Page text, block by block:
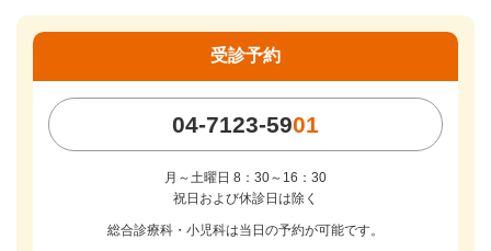
受診予約
04-7123-5901
月～土曜日 8：30～16：30
祝日および休診日は除く
総合診療科・小児科は当日の予約が可能です。